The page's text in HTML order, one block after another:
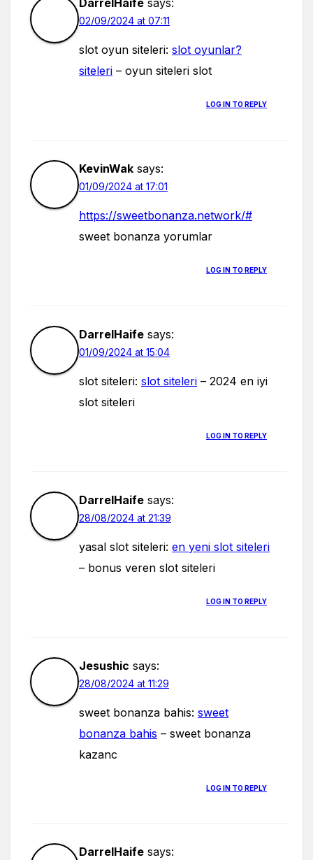
DarrelHaife says:
02/09/2024 at 07:11
slot oyun siteleri: slot oyunlar?
siteleri – oyun siteleri slot
LOG IN TO REPLY
KevinWak says:
01/09/2024 at 17:01
https://sweetbonanza.network/#
sweet bonanza yorumlar
LOG IN TO REPLY
DarrelHaife says:
01/09/2024 at 15:04
slot siteleri: slot siteleri – 2024 en iyi
slot siteleri
LOG IN TO REPLY
DarrelHaife says:
28/08/2024 at 21:39
yasal slot siteleri: en yeni slot siteleri
– bonus veren slot siteleri
LOG IN TO REPLY
Jesushic says:
28/08/2024 at 11:29
sweet bonanza bahis: sweet
bonanza bahis – sweet bonanza
kazanc
LOG IN TO REPLY
DarrelHaife says: